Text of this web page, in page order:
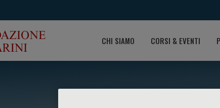
CHI SIAMO CORSI & EVENTI